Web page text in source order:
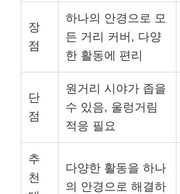
장
점
하나의 안경으로 모
든 거리 커버, 다양
한 활동에 편리
단
점
원거리 시야가 좁을
수 있음, 울렁거림
적응 필요
추
천
다양한 활동을 하나
의 안경으로 해결하